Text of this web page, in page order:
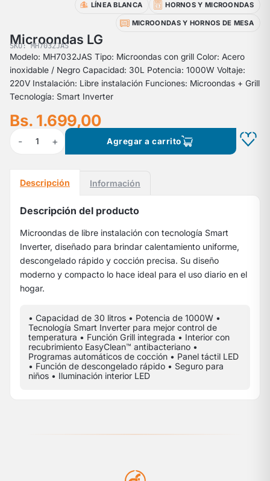
LÍNEA BLANCA HORNOS Y MICROONDAS
MICROONDAS Y HORNOS DE MESA
Microondas LG
SKU: MH7032JAS
Modelo: MH7032JAS Tipo: Microondas con grill Color: Acero
inoxidable / Negro Capacidad: 30L Potencia: 1000W Voltaje:
220V Instalación: Libre instalación Funciones: Microondas + Grill
Tecnología: Smart Inverter
Bs. 1.699,00
- 1 + Agregar a carrito
Descripción Información
Descripción del producto
Microondas de libre instalación con tecnología Smart
Inverter, diseñado para brindar calentamiento uniforme,
descongelado rápido y cocción precisa. Su diseño
moderno y compacto lo hace ideal para el uso diario en el
hogar.
• Capacidad de 30 litros • Potencia de 1000W •
Tecnología Smart Inverter para mejor control de
temperatura • Función Grill integrada • Interior con
recubrimiento EasyClean™ antibacteriano •
Programas automáticos de cocción • Panel táctil LED
• Función de descongelado rápido • Seguro para
niños • Iluminación interior LED